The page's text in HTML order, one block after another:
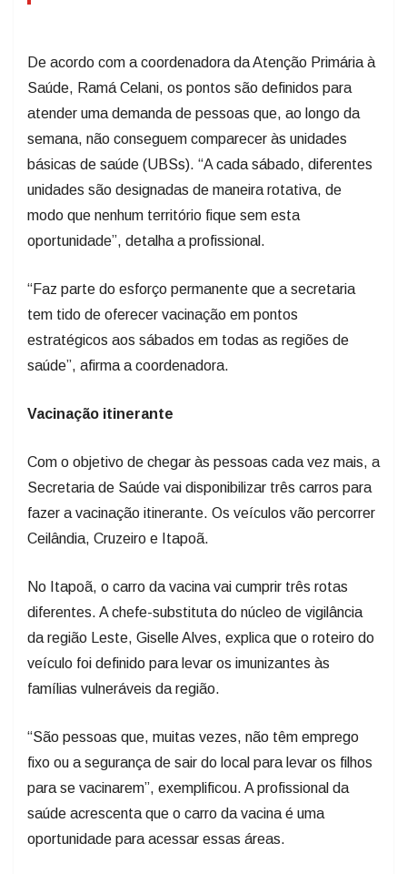
De acordo com a coordenadora da Atenção Primária à
Saúde, Ramá Celani, os pontos são definidos para
atender uma demanda de pessoas que, ao longo da
semana, não conseguem comparecer às unidades
básicas de saúde (UBSs). “A cada sábado, diferentes
unidades são designadas de maneira rotativa, de
modo que nenhum território fique sem esta
oportunidade”, detalha a profissional.
“Faz parte do esforço permanente que a secretaria
tem tido de oferecer vacinação em pontos
estratégicos aos sábados em todas as regiões de
saúde”, afirma a coordenadora.
Vacinação itinerante
Com o objetivo de chegar às pessoas cada vez mais, a
Secretaria de Saúde vai disponibilizar três carros para
fazer a vacinação itinerante. Os veículos vão percorrer
Ceilândia, Cruzeiro e Itapoã.
No Itapoã, o carro da vacina vai cumprir três rotas
diferentes. A chefe-substituta do núcleo de vigilância
da região Leste, Giselle Alves, explica que o roteiro do
veículo foi definido para levar os imunizantes às
famílias vulneráveis da região.
“São pessoas que, muitas vezes, não têm emprego
fixo ou a segurança de sair do local para levar os filhos
para se vacinarem”, exemplificou. A profissional da
saúde acrescenta que o carro da vacina é uma
oportunidade para acessar essas áreas.